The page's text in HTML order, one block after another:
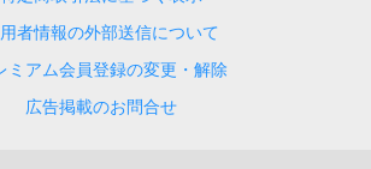
者情報の外部送信について
ミアム会員登録の変更・解除
広告掲載のお問合せ